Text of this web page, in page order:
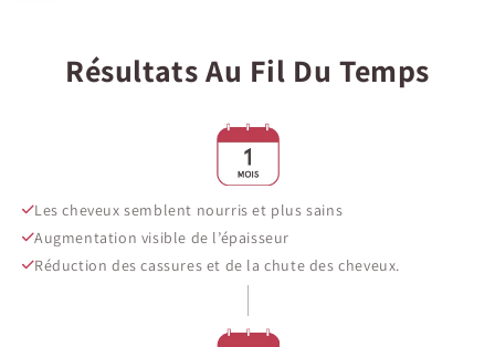
Résultats Au Fil Du Temps
Les cheveux semblent nourris et plus sains
Augmentation visible de l’épaisseur
Réduction des cassures et de la chute des cheveux.